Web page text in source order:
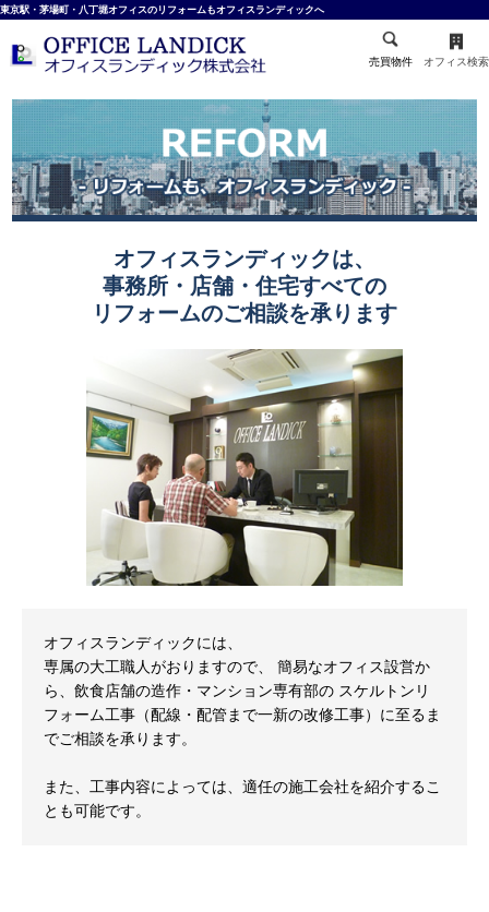
東京駅・茅場町・八丁堀オフィスのリフォームもオフィスランディックへ
売買物件 オフィス検索
オフィスランディックは、
事務所・店舗・住宅すべての
リフォームのご相談を承ります
オフィスランディックには、
専属の大工職人がおりますので、
簡易なオフィス設営か
ら、飲食店舗の造作・マンション専有部の スケルトンリ
フォーム工事（配線・配管まで一新の改修工事）に至るま
でご相談を承ります。
また、工事内容によっては、適任の施工会社を紹介するこ
とも可能です。